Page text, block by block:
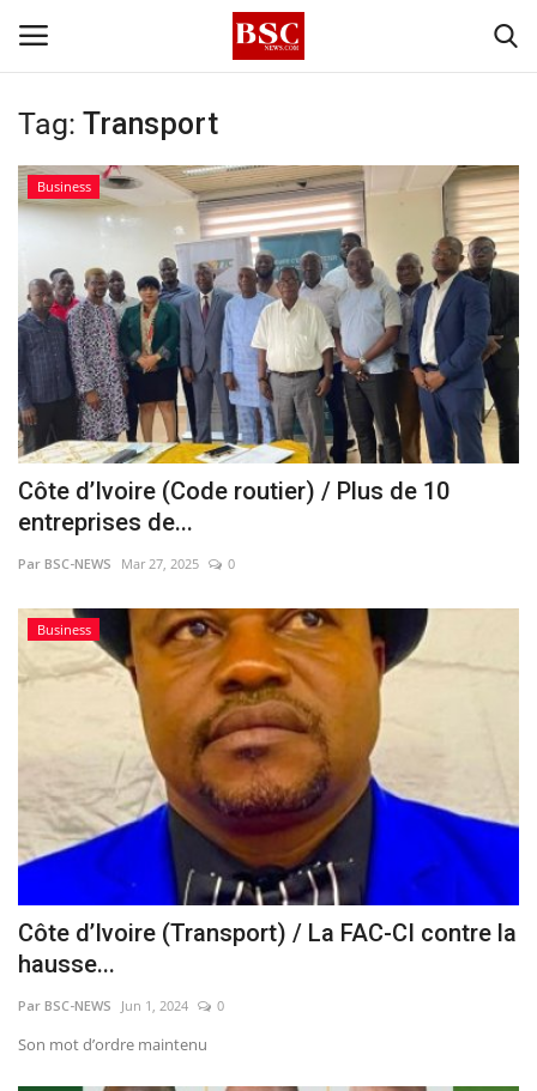
Accueil
Contact
A propos
Signature
Témoignage
Business
Culture
Sublimes cerveaux
Tag: Transport
Business
Côte d’Ivoire (Code routier) / Plus de 10
entreprises de...
Par BSC-NEWS Mar 27, 2025 0
Business
Côte d’Ivoire (Transport) / La FAC-CI contre la
hausse...
Par BSC-NEWS Jun 1, 2024 0
Son mot d’ordre maintenu